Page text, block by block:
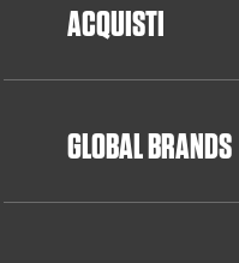
ACQUISTI
GLOBAL BRANDS